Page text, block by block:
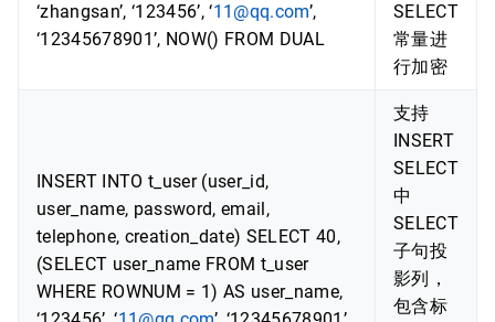
‘zhangsan’, ‘123456’, ‘11@qq.com’,
‘12345678901’, NOW() FROM DUAL
SELECT
常量进
行加密
INSERT INTO t_user (user_id,
user_name, password, email,
telephone, creation_date) SELECT 40,
(SELECT user_name FROM t_user
WHERE ROWNUM = 1) AS user_name,
支持
INSERT
SELECT
中
SELECT
子句投
影列，
包含标